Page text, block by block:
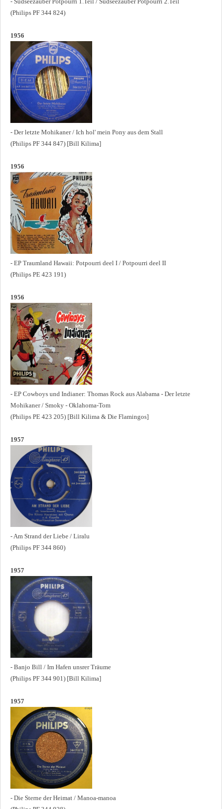
(Philips PF 344 824)
1956
- Der letzte Mohikaner / Ich hol' mein Pony aus dem Stall
(Philips PF 344 847) [Bill Kilima]
1956
- EP Traumland Hawaii: Potpourri deel I / Potpourri deel II
(Philips PE 423 191)
1956
- EP Cowboys und Indianer: Thomas Rock aus Alabama - Der letzte
Mohikaner / Smoky - Oklahoma-Tom
(Philips PE 423 205) [Bill Kilima & Die Flamingos]
1957
- Am Strand der Liebe / Liralu
(Philips PF 344 860)
1957
- Banjo Bill / Im Hafen unsrer Träume
(Philips PF 344 901) [Bill Kilima]
1957
- Die Sterne der Heimat / Manoa-manoa